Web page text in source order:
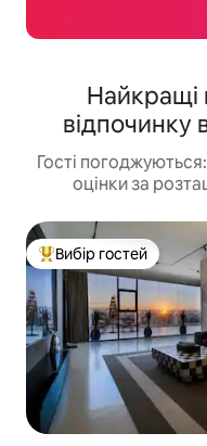
відпочинку
Гості
оцінки за
Топ вибір гостей
Вибір гостей